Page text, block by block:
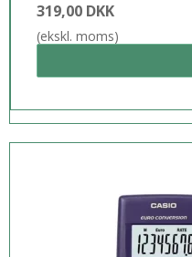
319,00 DKK
(ekskl. moms)